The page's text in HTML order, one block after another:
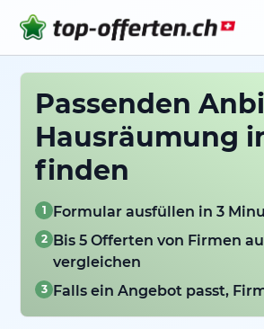
Passenden
Hausräumung
finden
1 Formular ausfüllen in 3
2 Bis 5 Offerten von Firmen
vergleichen
3 Falls ein Angebot passt,